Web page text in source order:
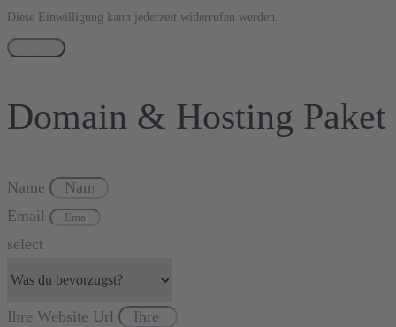
Diese Einwilligung kann jederzeit widerrufen werden.
Domain & Hosting Paket
Name
Email
select
Ihre Website Url